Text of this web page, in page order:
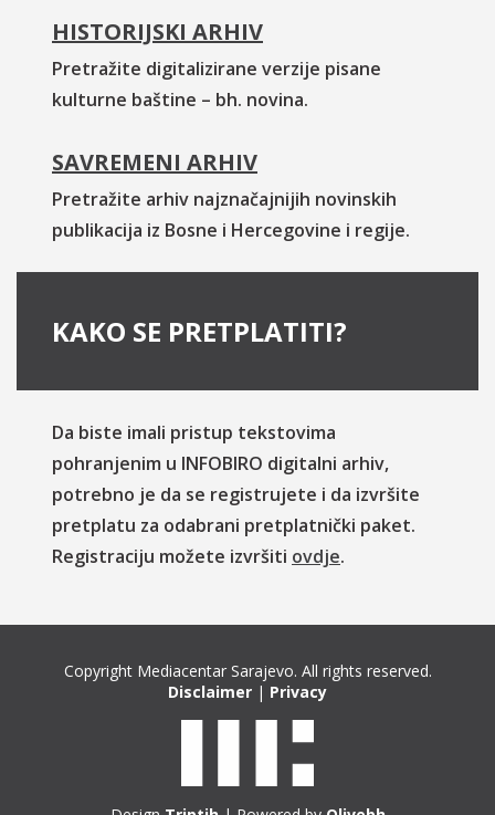
HISTORIJSKI ARHIV
Pretražite digitalizirane verzije pisane
kulturne baštine – bh. novina.
SAVREMENI ARHIV
Pretražite arhiv najznačajnijih novinskih
publikacija iz Bosne i Hercegovine i regije.
KAKO SE PRETPLATITI?
Da biste imali pristup tekstovima
pohranjenim u INFOBIRO digitalni arhiv,
potrebno je da se registrujete i da izvršite
pretplatu za odabrani pretplatnički paket.
Registraciju možete izvršiti ovdje.
Copyright Mediacentar Sarajevo. All rights reserved.
Disclaimer | Privacy